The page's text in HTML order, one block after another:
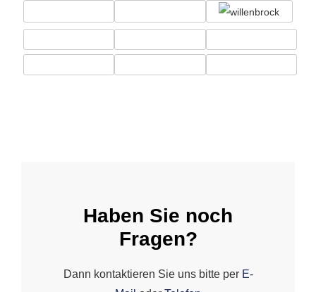
Haben Sie noch
Fragen?
Dann kontaktieren Sie uns bitte per E-